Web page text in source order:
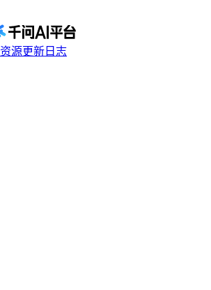
资源更新日志